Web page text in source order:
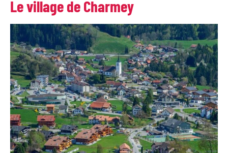
Le village de Charmey